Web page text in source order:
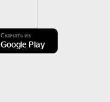
Скачать из
Google Play